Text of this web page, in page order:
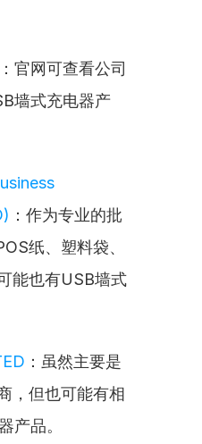
：官网可查看公司
墙式充电器产
：作为专业的批
纸、塑料袋、
能也有USB墙式
：虽然主要是
，但也可能有相
产品。